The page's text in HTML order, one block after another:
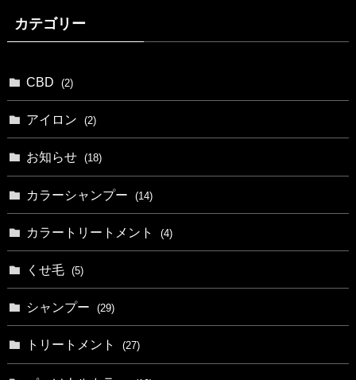
カテゴリー
CBD (2)
アイロン (2)
お知らせ (18)
カラーシャンプー (14)
カラートリートメント (4)
くせ毛 (5)
シャンプー (29)
トリートメント (27)